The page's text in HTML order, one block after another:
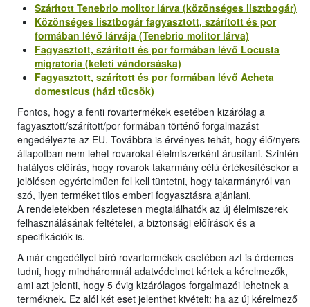
Szárított Tenebrio molitor lárva (közönséges lisztbogár)
Közönséges lisztbogár fagyasztott, szárított és por
formában lévő lárvája (Tenebrio molitor lárva)
Fagyasztott, szárított és por formában lévő Locusta
migratoria (keleti vándorsáska)
Fagyasztott, szárított és por formában lévő Acheta
domesticus (házi tücsök)
Fontos, hogy a fenti rovartermékek esetében kizárólag a
fagyasztott/szárított/por formában történő forgalmazást
engedélyezte az EU. Továbbra is érvényes tehát, hogy élő/nyers
állapotban nem lehet rovarokat élelmiszerként árusítani. Szintén
hatályos előírás, hogy rovarok takarmány célú értékesítésekor a
jelölésen egyértelműen fel kell tüntetni, hogy takarmányról van
szó, ilyen terméket tilos emberi fogyasztásra ajánlani.
A rendeletekben részletesen megtalálhatók az új élelmiszerek
felhasználásának feltételei, a biztonsági előírások és a
specifikációk is.
A már engedéllyel bíró rovartermékek esetében azt is érdemes
tudni, hogy mindháromnál adatvédelmet kértek a kérelmezők,
ami azt jelenti, hogy 5 évig kizárólagos forgalmazói lehetnek a
terméknek. Ez alól két eset jelenthet kivételt: ha az új kérelmező